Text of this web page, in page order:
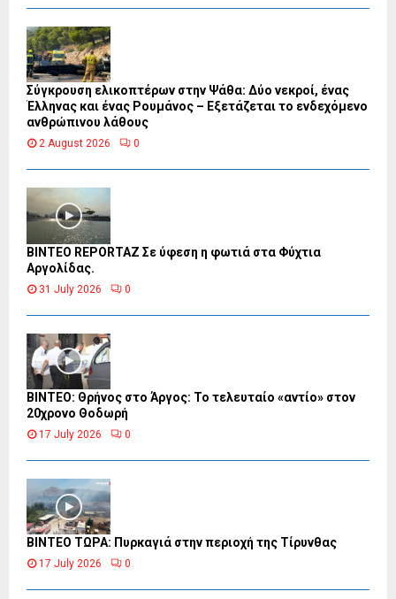
Σύγκρουση ελικοπτέρων στην Ψάθα: Δύο νεκροί, ένας
Έλληνας και ένας Ρουμάνος – Εξετάζεται το ενδεχόμενο
ανθρώπινου λάθους
2 August 2026 0
BINTEO REPORTAZ Σε ύφεση η φωτιά στα Φύχτια
Αργολίδας.
31 July 2026 0
ΒΙΝΤΕΟ: Θρήνος στο Άργος: Το τελευταίο «αντίο» στον
20χρονο Θοδωρή
17 July 2026 0
ΒΙΝΤΕΟ ΤΩΡΑ: Πυρκαγιά στην περιοχή της Τίρυνθας
17 July 2026 0